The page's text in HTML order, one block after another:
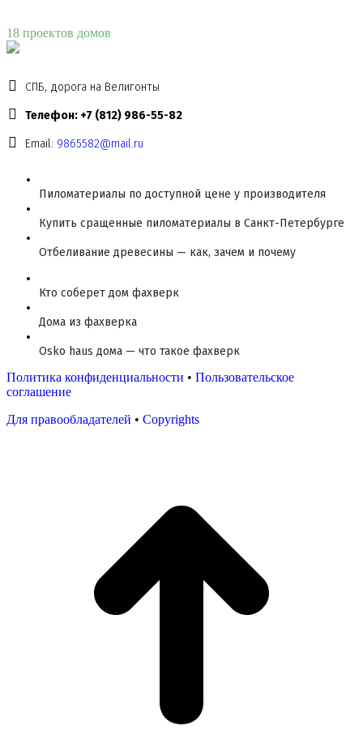
18 проектов домов
СПБ, дорога на Велигонты
Телефон: +7 (812) 986-55-82
Email: 9865582@mail.ru
Пиломатериалы по доступной цене у производителя
Купить сращенные пиломатериалы в Санкт-Петербурге
Отбеливание древесины — как, зачем и почему
Кто соберет дом фахверк
Дома из фахверка
Osko haus дома — что такое фахверк
Политика конфиденциальности • Пользовательское
соглашение
Для правообладателей • Copyrights